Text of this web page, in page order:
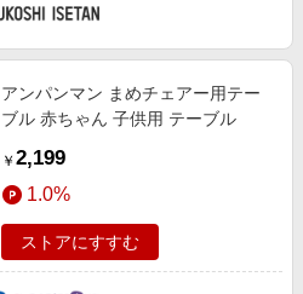
アンパンマン まめチェアー用テー
ブル 赤ちゃん 子供用 テーブル
￥ 2,199
1.0%
ストアにすすむ